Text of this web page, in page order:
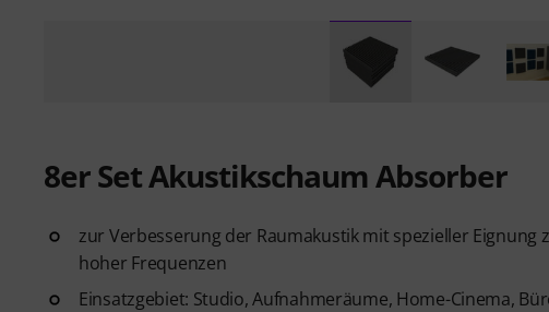
8er Set Akustikschaum Absorber
zur Verbesserung der Raumakustik mit spezieller
hoher Frequenzen
Einsatzgebiet: Studio, Aufnahmeräume, Home-Cinema,